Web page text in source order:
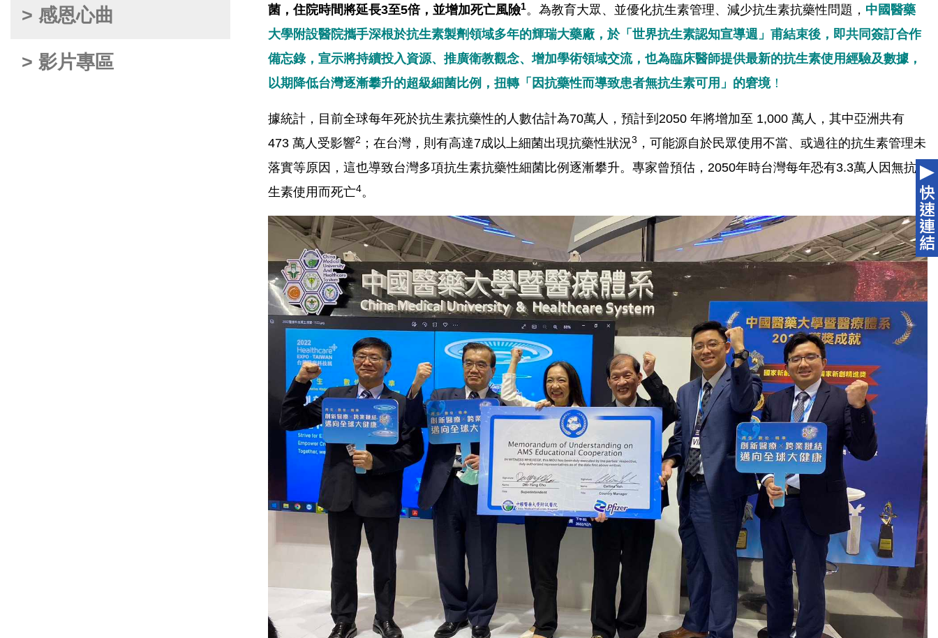
> 感恩心曲
> 影片專區
菌，住院時間將延長3至5倍，並增加死亡風險1。為教育大眾、並優化抗生素管理、減少抗生素抗藥性問題， 中國醫藥
大學附設醫院攜手深根於抗生素製劑領域多年的輝瑞大藥廠，於「世界抗生素認知宣導週」甫結束後，即共同簽訂合作
備忘錄，宣示將持續投入資源、推廣衛教觀念、增加學術領域交流，也為臨床醫師提供最新的抗生素使用經驗及數據，
以期降低台灣逐漸攀升的超級細菌比例，扭轉「因抗藥性而導致患者無抗生素可用」的窘境！
據統計，目前全球每年死於抗生素抗藥性的人數估計為70萬人，預計到2050 年將增加至 1,000 萬人，其中亞洲共有
473 萬人受影響2 ；在台灣，則有高達7成以上細菌出現抗藥性狀況3 ，可能源自於民眾使用不當、或過往的抗生素管理未
落實等原因，這也導致台灣多項抗生素抗藥性細菌比例逐漸攀升。專家曾預估，2050年時台灣每年恐有3.3萬人因無抗
生素使用而死亡4。